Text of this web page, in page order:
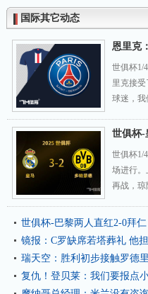
国际其它动态
恩里克
世俱杯1/
里克接
球迷，
世俱杯-
世俱杯1/
场进行。
再战，
世俱杯-巴黎两人直红2-0拜
镜报：C罗缺席若塔葬礼 他
瑞天空：胜利初步接触罗德
复仇！登贝莱：我们要报点